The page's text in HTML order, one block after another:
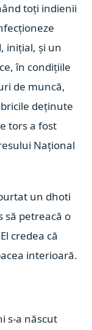
toţi indienii
iniţial, şi un
în condiţiile
de muncă,
deţinute
tors a fost
Naţional
un dhoti
să petreacă o
credea că
interioară.
s-a născut